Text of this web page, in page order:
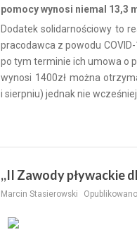
pomocy wynosi niemal 13,3
Dodatek solidarnościowy to
pracodawca z powodu
po tym terminie ich umowa o
wynosi 1400zł można
i sierpniu) jednak nie
,,II Zawody pływackie
Marcin Stasierowski